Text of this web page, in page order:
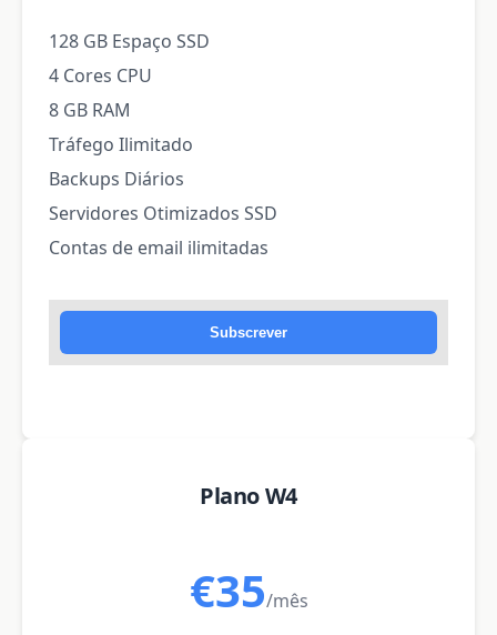
128 GB Espaço SSD
4 Cores CPU
8 GB RAM
Tráfego Ilimitado
Backups Diários
Servidores Otimizados SSD
Contas de email ilimitadas
Subscrever
Plano W4
€35/mês